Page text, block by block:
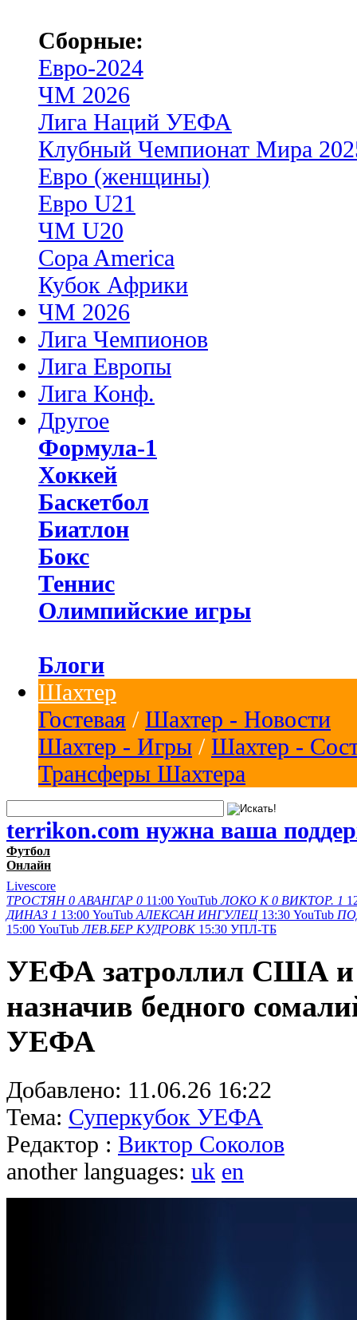
Сборные:
Евро-2024
ЧМ 2026
Лига Наций УЕФА
Клубный Чемпионат Мира
Евро (женщины)
Евро U21
ЧМ U20
Copa America
Кубок Африки
ЧМ 2026
Лига Чемпионов
Лига Европы
Лига Конф.
Другое
Формула-1
Хоккей
Баскетбол
Биатлон
Бокс
Теннис
Олимпийские игры
Блоги
Шахтер
Гостевая / Шахтер - Новости
Шахтер - Игры / Шахтер -
Трансферы Шахтера
terrikon.com нужна ваша
Футбол
Онлайн
Livescore
ТРОСТЯН 0 АВАНГАР 0 11:00 YouTub ЛОКО К 0 ВИКТОР. 1
ДИНАЗ 1 13:00 YouTub АЛЕКСАН ИНГУЛЕЦ 13:30 YouTub
15:00 YouTub ЛЕВ.БЕР КУДРОВК 15:30 УПЛ-ТБ
УЕФА затроллил США
назначив бедного
УЕФА
Добавлено: 11.06.26 16:22
Тема: Суперкубок УЕФА
Редактор : Виктор Соколов
another languages: uk en